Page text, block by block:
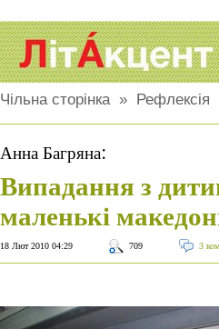
Чільна сторінка» Рефлексія
Анна Багряна:
Випадання з
маленькі
18 Лют 2010 04:29 709 3